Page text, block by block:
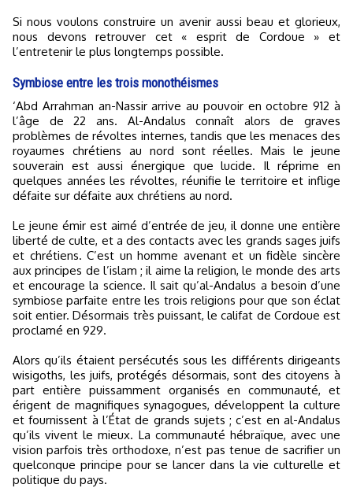
Si nous voulons construire un avenir aussi beau et glorieux,
nous devons retrouver cet « esprit de Cordoue » et
l’entretenir le plus longtemps possible.
Symbiose entre les trois monothéismes
‘Abd Arrahman an-Nassir arrive au pouvoir en octobre 912 à
l’âge de 22 ans. Al-Andalus connaît alors de graves
problèmes de révoltes internes, tandis que les menaces des
royaumes chrétiens au nord sont réelles. Mais le jeune
souverain est aussi énergique que lucide. Il réprime en
quelques années les révoltes, réunifie le territoire et inflige
défaite sur défaite aux chrétiens au nord.
Le jeune émir est aimé d’entrée de jeu, il donne une entière
liberté de culte, et a des contacts avec les grands sages juifs
et chrétiens. C’est un homme avenant et un fidèle sincère
aux principes de l’islam ; il aime la religion, le monde des arts
et encourage la science. Il sait qu’al-Andalus a besoin d’une
symbiose parfaite entre les trois religions pour que son éclat
soit entier. Désormais très puissant, le califat de Cordoue est
proclamé en 929.
Alors qu’ils étaient persécutés sous les différents dirigeants
wisigoths, les juifs, protégés désormais, sont des citoyens à
part entière puissamment organisés en communauté, et
érigent de magnifiques synagogues, développent la culture
et fournissent à l’État de grands sujets ; c’est en al-Andalus
qu’ils vivent le mieux. La communauté hébraïque, avec une
vision parfois très orthodoxe, n’est pas tenue de sacrifier un
quelconque principe pour se lancer dans la vie culturelle et
politique du pays.